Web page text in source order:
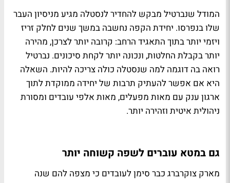
המודל שנברטיל מבקש להחדיר לנסטלה מגיע מניסיון העבר
שלו בנפרסו. יחידת הקפה נחשבה במשך שנים לחלק זריז
ויזמי יותר בתוך התאגיד הרחב: קרובה יותר לצרכן, מהירה
יותר בקבלת החלטות, ונכונה יותר לקחת סיכונים. נברטיל
רואה בה דוגמה למה שנסטלה כולה צריכה להיות. השאלה
היא אם אפשר להעתיק תרבות של יחידה ממוקדת לתוך
ארגון ענק עם מאות מפעלים, מאות אלפי עובדים ומסורת
ניהולית איטית וזהירה יותר.
גם במטא עוברים לשפה קשוחה יותר
מארק צוקרברג כבר סימן לעובדים כי מצפה להם שנה